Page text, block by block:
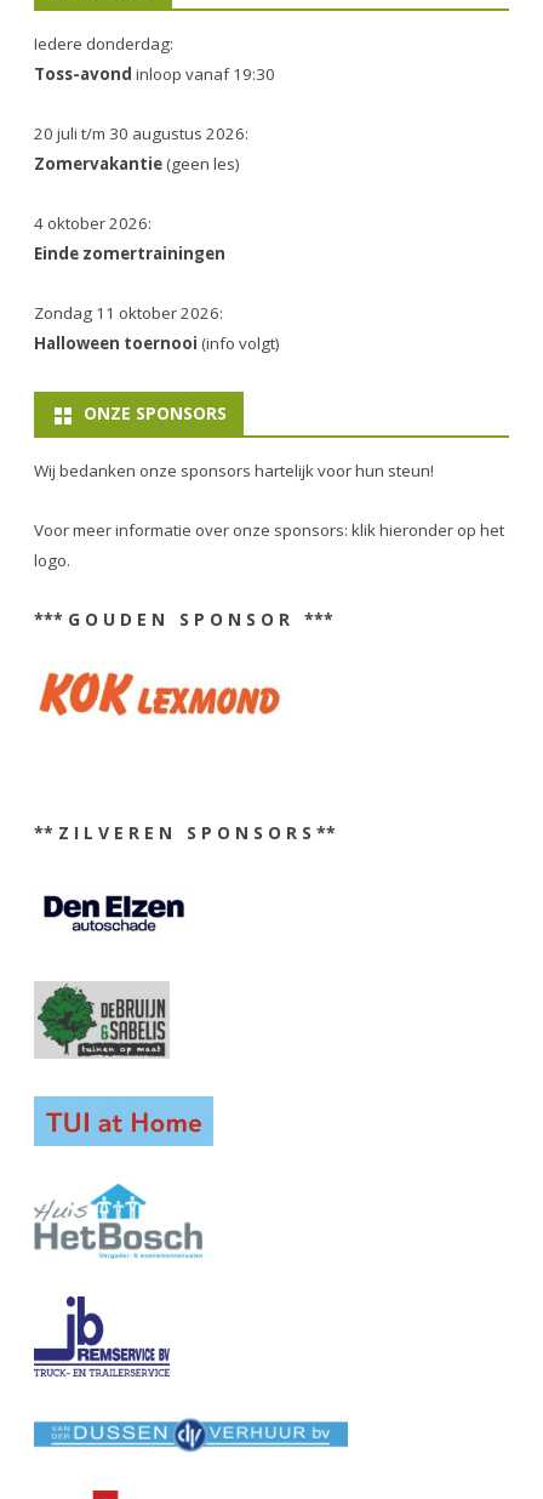
Iedere donderdag:
Toss-avond inloop vanaf 19:30
20 juli t/m 30 augustus 2026:
Zomervakantie(geen les)
4 oktober 2026:
Einde zomertrainingen
Zondag 11 oktober 2026:
Halloween toernooi (info volgt)
ONZE SPONSORS
Wij bedanken onze sponsors hartelijk voor hun steun!
Voor meer informatie over onze sponsors: klik hieronder op het
logo.
*** G O U D E N S P O N S O R ***
** Z I L V E R E N S P O N S O R S **